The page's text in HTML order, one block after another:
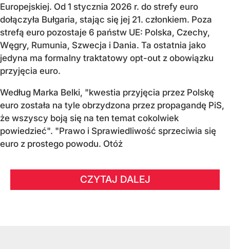
Europejskiej. Od 1 stycznia 2026 r. do strefy euro
dołączyła Bułgaria, stając się jej 21. członkiem. Poza
strefą euro pozostaje 6 państw UE: Polska, Czechy,
Węgry, Rumunia, Szwecja i Dania. Ta ostatnia jako
jedyna ma formalny traktatowy opt-out z obowiązku
przyjęcia euro.
Według Marka Belki, "kwestia przyjęcia przez Polskę
euro została na tyle obrzydzona przez propagandę PiS,
że wszyscy boją się na ten temat cokolwiek
powiedzieć". "Prawo i Sprawiedliwość sprzeciwia się
euro z prostego powodu. Otóż
CZYTAJ DALEJ